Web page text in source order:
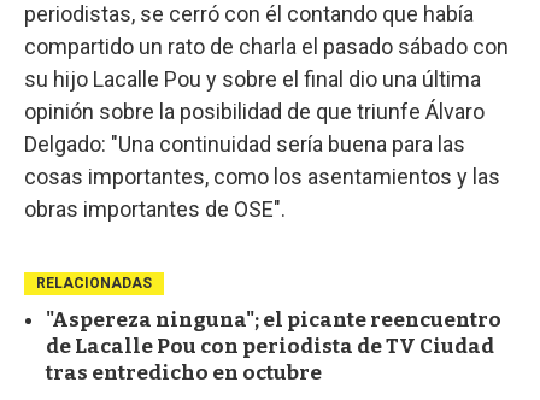
periodistas, se cerró con él contando que había
compartido un rato de charla el pasado sábado con
su hijo Lacalle Pou y sobre el final dio una última
opinión sobre la posibilidad de que triunfe Álvaro
Delgado: "Una continuidad sería buena para las
cosas importantes, como los asentamientos y las
obras importantes de OSE".
RELACIONADAS
"Aspereza ninguna"; el picante reencuentro
de Lacalle Pou con periodista de TV Ciudad
tras entredicho en octubre